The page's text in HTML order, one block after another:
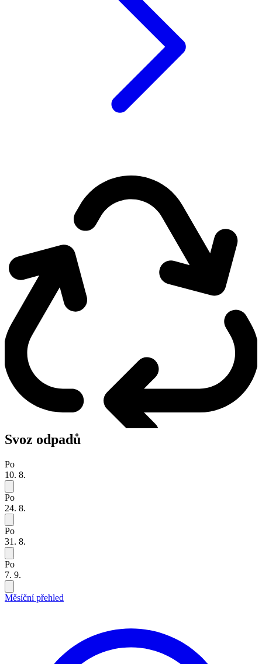
Svoz odpadů
Po
10. 8.
Po
24. 8.
Po
31. 8.
Po
7. 9.
Měsíční přehled